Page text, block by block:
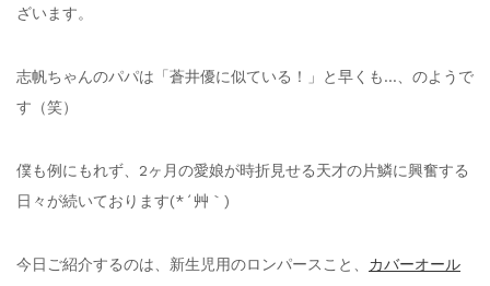
ざいます。
志帆ちゃんのパパは「蒼井優に似ている！」と早くも…、のようで
す（笑）
僕も例にもれず、2ヶ月の愛娘が時折見せる天才の片鱗に興奮する
日々が続いております(*´艸｀)
今日ご紹介するのは、新生児用のロンパースこと、 カバーオール